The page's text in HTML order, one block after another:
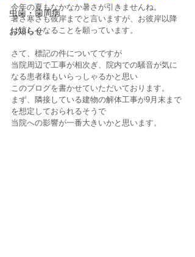
虫歯・歯周病
お知らせ
今年の夏もなかなか暑さが引きませんね。
暑さ寒さも彼岸までと言いますが、お彼岸以降
は涼しくなることを願っています。
さて、標記の件についてですが
当院周辺で工事が相次ぎ、院内での騒音が気に
なる患者様もいらっしゃるかと思い
このブログを書かせていただいております。
まず、隣接している建物の解体工事が9月末まで
を想定しておられるそうで
当院への影響が一番大きいかと思います。